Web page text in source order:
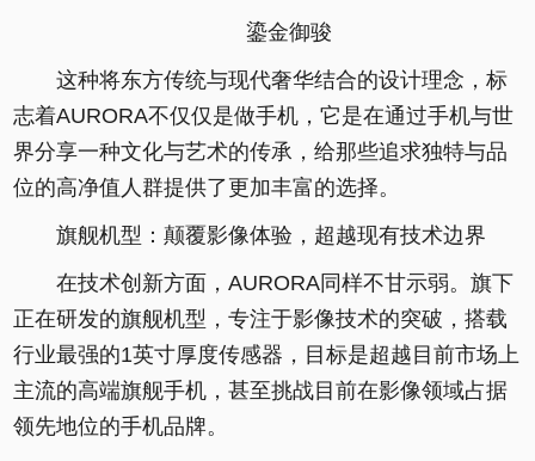
鎏金御骏
这种将东方传统与现代奢华结合的设计理念，标
志着AURORA不仅仅是做手机，它是在通过手机与世
界分享一种文化与艺术的传承，给那些追求独特与品
位的高净值人群提供了更加丰富的选择。
旗舰机型：颠覆影像体验，超越现有技术边界
在技术创新方面，AURORA同样不甘示弱。旗下
正在研发的旗舰机型，专注于影像技术的突破，搭载
行业最强的1英寸厚度传感器，目标是超越目前市场上
主流的高端旗舰手机，甚至挑战目前在影像领域占据
领先地位的手机品牌。